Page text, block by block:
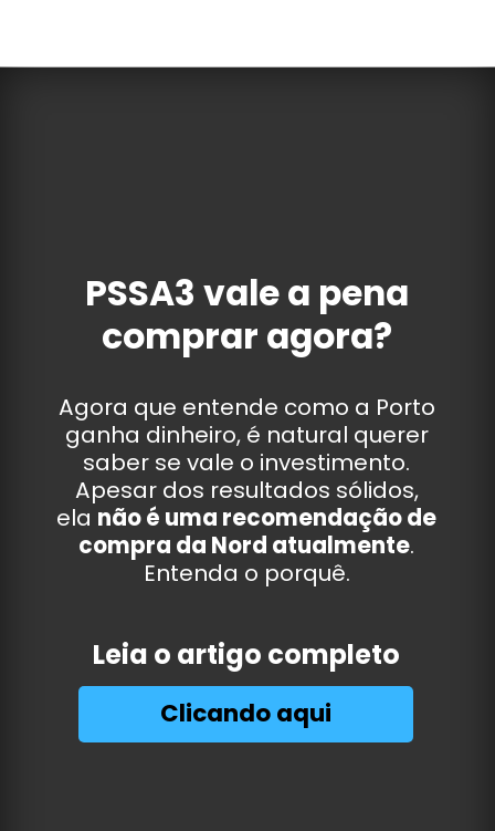
Clicando aqui
Leia o artigo completo
Agora que entende como a Porto
ganha dinheiro, é natural querer
saber se vale o investimento.
Apesar dos resultados sólidos,
ela não é uma recomendação de
compra da Nord atualmente.
Entenda o porquê.
PSSA3 vale a pena
comprar agora?